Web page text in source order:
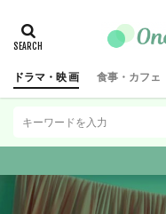
ドラマ・映 画 食事・カフェ